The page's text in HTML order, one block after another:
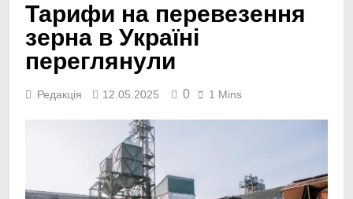
Тарифи на перевезення
зерна в Україні
переглянули
Редакція 12.05.2025 0 1 Mins